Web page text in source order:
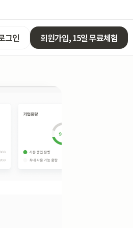
그인 회원가입, 15일 무료체험